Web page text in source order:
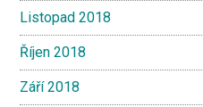
Listopad 2018
Říjen 2018
Září 2018